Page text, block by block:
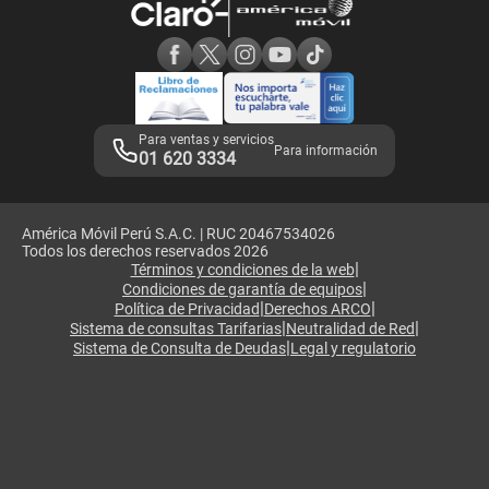
Adquirientes iPhone 6, 6S y SE
Mensaje de Seguridad
Términos y Condiciones de Tienda Claro
Libro de Reclamaciones
Legales de marketplace
Para ventas y servicios
01 620 3334 Para información
América Móvil Perú S.A.C. | RUC 20467534026
Todos los derechos reservados 2026
Términos y condiciones de la web|
Condiciones de garantía de equipos|
Política de Privacidad|Derechos ARCO|
Sistema de consultas Tarifarias|Neutralidad de Red|
Sistema de Consulta de Deudas|Legal y regulatorio